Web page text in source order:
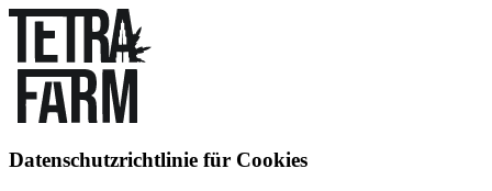
Datenschutzrichtlinie für Cookies